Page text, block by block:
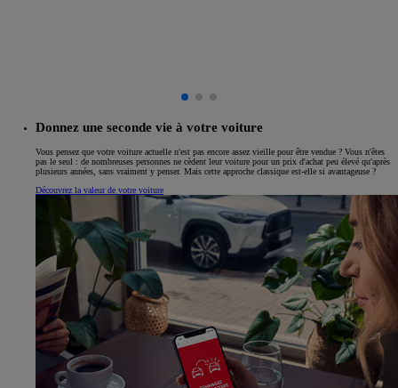
Donnez une seconde vie à votre voiture
Vous pensez que votre voiture actuelle n'est pas encore assez vieille pour être vendue ? Vous n'êtes
pas le seul : de nombreuses personnes ne cèdent leur voiture pour un prix d'achat peu élevé qu'après
plusieurs années, sans vraiment y penser. Mais cette approche classique est-elle si avantageuse ?
Découvrez la valeur de votre voiture